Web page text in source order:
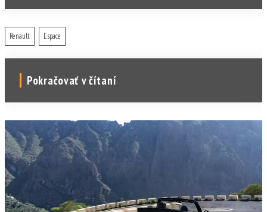
Renault Espace
Pokračovať v čítaní